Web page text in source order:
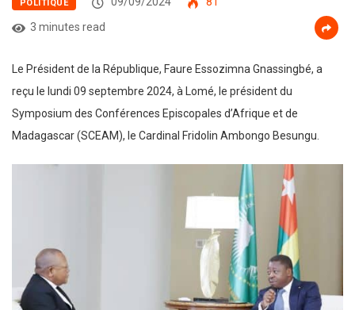
POLITIQUE
3 minutes read
Le Président de la République, Faure Essozimna Gnassingbé, a
reçu le lundi 09 septembre 2024, à Lomé, le président du
Symposium des Conférences Episcopales d’Afrique et de
Madagascar (SCEAM), le Cardinal Fridolin Ambongo Besungu.